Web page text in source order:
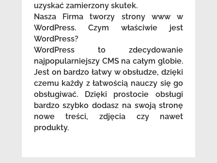
uzyskać zamierzony skutek.
Nasza Firma tworzy strony www w
WordPress. Czym właściwie jest
WordPress?
WordPress to zdecydowanie
najpopularniejszy CMS na całym globie.
Jest on bardzo łatwy w obsłudze, dzięki
czemu każdy z łatwością nauczy się go
obsługiwać. Dzięki prostocie obsługi
bardzo szybko dodasz na swoją stronę
nowe treści, zdjęcia czy nawet
produkty.